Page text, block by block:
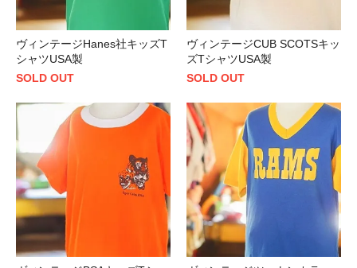
ヴィンテージHanes社キッズT
シャツUSA製
SOLD OUT
ヴィンテージCUB SCOTSキッ
ズTシャツUSA製
SOLD OUT